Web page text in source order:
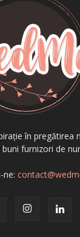
în pregătirea
furnizori de
ne: